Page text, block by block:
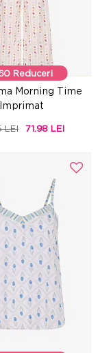
Reduceri
Morning Time
Imprimat
LEI 71.98 LEI